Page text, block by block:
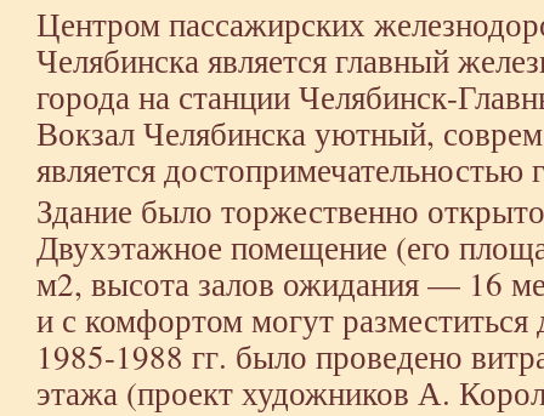
Центром пассажирских
Челябинска является главный
города на станции Челябинск-
Вокзал Челябинска уютный,
является достопримечательностью
Здание было торжественно
Двухэтажное помещение (его
м2, высота залов ожидания — 16
и с комфортом могут
1985-1988 гг. было проведено
этажа (проект художников А.